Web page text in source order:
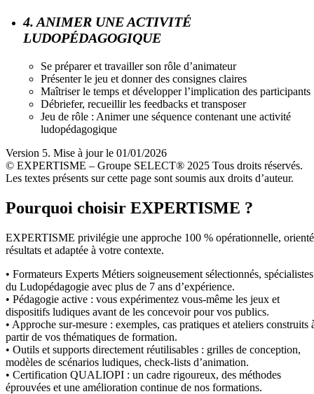
4. ANIMER UNE ACTIVITÉ
LUDOPÉDAGOGIQUE
Se préparer et travailler son rôle d’animateur
Présenter le jeu et donner des consignes claires
Maîtriser le temps et développer l’implication des participants
Débriefer, recueillir les feedbacks et transposer
Jeu de rôle : Animer une séquence contenant une activité
ludopédagogique
Version 5. Mise à jour le 01/01/2026
© EXPERTISME – Groupe SELECT® 2025 Tous droits réservés.
Les textes présents sur cette page sont soumis aux droits d’auteur.
Pourquoi choisir EXPERTISME ?
EXPERTISME privilégie une approche 100 % opérationnelle,
résultats et adaptée à votre contexte.
• Formateurs Experts Métiers soigneusement sélectionnés, spécialistes
du Ludopédagogie avec plus de 7 ans d’expérience.
• Pédagogie active : vous expérimentez vous-même les jeux et
dispositifs ludiques avant de les concevoir pour vos publics.
• Approche sur-mesure : exemples, cas pratiques et ateliers construits
partir de vos thématiques de formation.
• Outils et supports directement réutilisables : grilles de conception,
modèles de scénarios ludiques, check-lists d’animation.
• Certification QUALIOPI : un cadre rigoureux, des méthodes
éprouvées et une amélioration continue de nos formations.